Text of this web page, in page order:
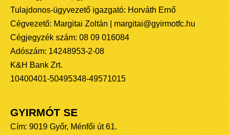
Tulajdonos-ügyvezető igazgató: Horváth Ernő
Cégvezető: Margitai Zoltán | margitai@gyirmotfc.hu
Cégjegyzék szám: 08 09 016084
Adószám: 14248953-2-08
K&H Bank Zrt.
10400401-50495348-49571015
GYIRMÓT SE
Cím: 9019 Győr, Ménfői út 61.